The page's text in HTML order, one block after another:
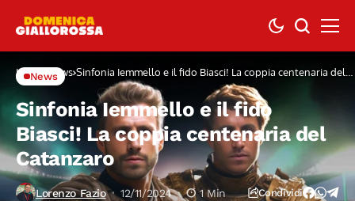
Home News Sinfonia Iemmello e il fido Biasci! La coppia centenaria del
Catanzaro
News
Sinfonia Iemmello e il fido
Biasci! La coppia centenaria del
Catanzaro
Lorenzo Fazio 12/11/2024 1 Min Condividi